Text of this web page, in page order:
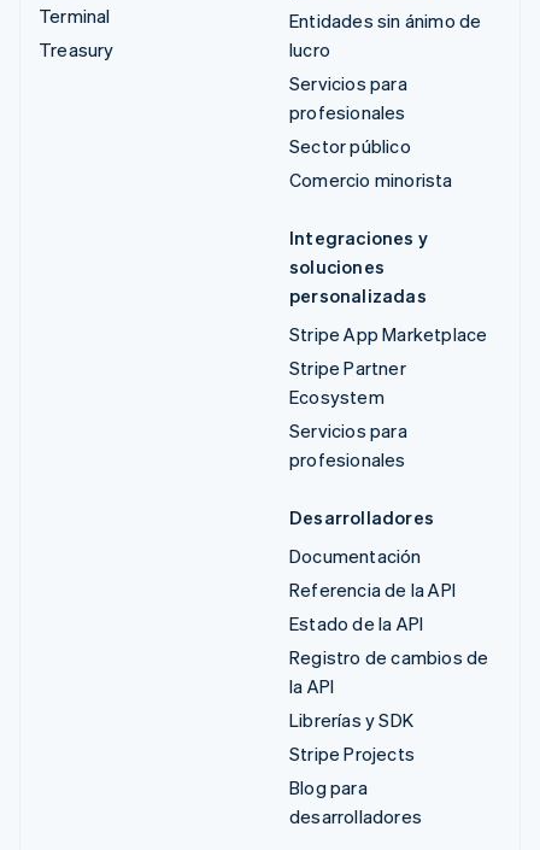
Terminal
Treasury
Entidades sin ánimo de
lucro
Servicios para
profesionales
Sector público
Comercio minorista
Integraciones y
soluciones
personalizadas
Stripe App Marketplace
Stripe Partner
Ecosystem
Servicios para
profesionales
Desarrolladores
Documentación
Referencia de la API
Estado de la API
Registro de cambios de
la API
Librerías y SDK
Stripe Projects
Blog para
desarrolladores